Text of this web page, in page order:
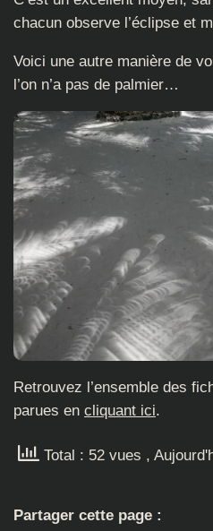
chacun observe l’éclipse et
Voici une autre manière de
l’on n’a pas de palmier…
Retrouvez l’ensemble des
parues en cliquant ici.
Total : 52 vues ,
Partager cette page :